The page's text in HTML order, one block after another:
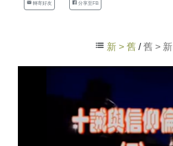
轉寄好友 分享至FB
新 > 舊 /舊 > 新